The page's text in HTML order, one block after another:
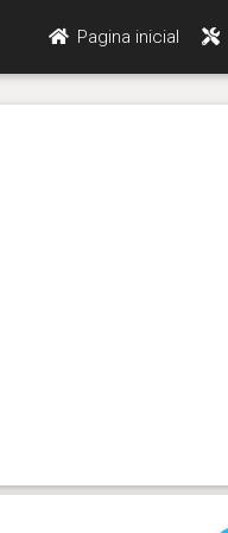
Pagina inicial